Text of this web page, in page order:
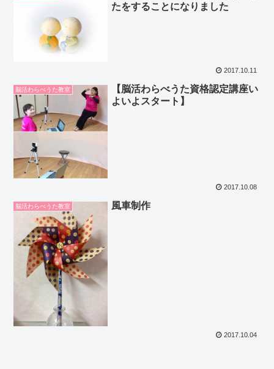
たをすることになりました
2017.10.11
脳活わらべうた教室
【脳活わらべうた資格認定講座い
よいよスタート】
2017.10.08
脳活わらべうた教室 風車制作
2017.10.04